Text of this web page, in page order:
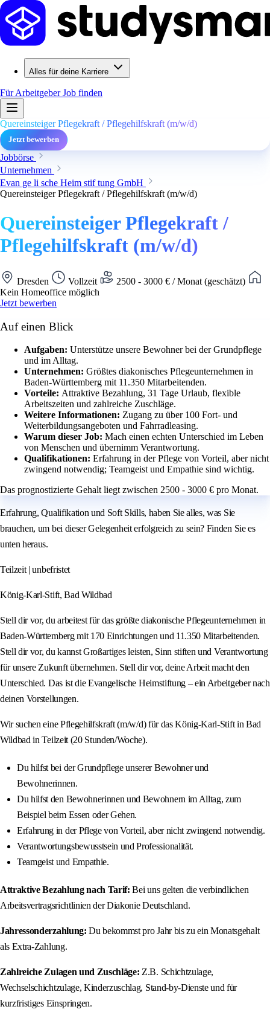
Alles für deine Karriere
Für ArbeitgeberJob finden
Quereinsteiger Pflegekraft / Pflegehilfskraft (m/w/d)
Jetzt bewerben
Jobbörse
Unternehmen
Evan ge li sche Heim stif tung GmbH
Quereinsteiger Pflegekraft / Pflegehilfskraft (m/w/d)
Quereinsteiger Pflegekraft /
Pflegehilfskraft (m/w/d)
Dresden Vollzeit
2500 - 3000 € / Monat (geschätzt)
Kein Homeoffice möglich
Jetzt bewerben
Auf einen Blick
Aufgaben: Unterstütze unsere Bewohner bei der Grundpflege
und im Alltag.
Unternehmen: Größtes diakonisches Pflegeunternehmen in
Baden-Württemberg mit 11.350 Mitarbeitenden.
Vorteile: Attraktive Bezahlung, 31 Tage Urlaub, flexible
Arbeitszeiten und zahlreiche Zuschläge.
Weitere Informationen: Zugang zu über 100 Fort- und
Weiterbildungsangeboten und Fahrradleasing.
Warum dieser Job: Mach einen echten Unterschied im Leben
von Menschen und übernimm Verantwortung.
Qualifikationen: Erfahrung in der Pflege von Vorteil, aber nicht
zwingend notwendig; Teamgeist und Empathie sind wichtig.
Das prognostizierte Gehalt liegt zwischen 2500 - 3000 € pro Monat.
Erfahrung, Qualifikation und Soft Skills, haben Sie alles, was Sie
brauchen, um bei dieser Gelegenheit erfolgreich zu sein? Finden Sie es
unten heraus.
Teilzeit | unbefristet
König-Karl-Stift, Bad Wildbad
Stell dir vor, du arbeitest für das größte diakonische Pflegeunternehmen in
Baden-Württemberg mit 170 Einrichtungen und 11.350 Mitarbeitenden.
Stell dir vor, du kannst Großartiges leisten, Sinn stiften und Verantwortung
für unsere Zukunft übernehmen. Stell dir vor, deine Arbeit macht den
Unterschied. Das ist die Evangelische Heimstiftung – ein Arbeitgeber nach
deinen Vorstellungen.
Wir suchen eine Pflegehilfskraft (m/w/d) für das König-Karl-Stift in Bad
Wildbad in Teilzeit (20 Stunden/Woche).
Du hilfst bei der Grundpflege unserer Bewohner und
Bewohnerinnen.
Du hilfst den Bewohnerinnen und Bewohnern im Alltag, zum
Beispiel beim Essen oder Gehen.
Erfahrung in der Pflege von Vorteil, aber nicht zwingend notwendig.
Verantwortungsbewusstsein und Professionalität.
Teamgeist und Empathie.
Attraktive Bezahlung nach Tarif: Bei uns gelten die verbindlichen
Arbeitsvertragsrichtlinien der Diakonie Deutschland.
Jahressonderzahlung: Du bekommst pro Jahr bis zu ein Monatsgehalt
als Extra-Zahlung.
Zahlreiche Zulagen und Zuschläge: Z.B. Schichtzulage,
Wechselschichtzulage, Kinderzuschlag, Stand-by-Dienste und für
kurzfristiges Einspringen.